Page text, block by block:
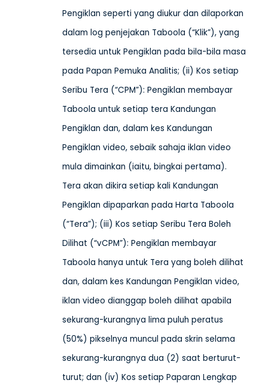
Pengiklan seperti yang diukur dan dilaporkan
dalam log penjejakan Taboola (“Klik”), yang
tersedia untuk Pengiklan pada bila-bila masa
pada Papan Pemuka Analitis; (ii) Kos setiap
Seribu Tera (“CPM”): Pengiklan membayar
Taboola untuk setiap tera Kandungan
Pengiklan dan, dalam kes Kandungan
Pengiklan video, sebaik sahaja iklan video
mula dimainkan (iaitu, bingkai pertama).
Tera akan dikira setiap kali Kandungan
Pengiklan dipaparkan pada Harta Taboola
(“Tera”); (iii) Kos setiap Seribu Tera Boleh
Dilihat (“vCPM”): Pengiklan membayar
Taboola hanya untuk Tera yang boleh dilihat
dan, dalam kes Kandungan Pengiklan video,
iklan video dianggap boleh dilihat apabila
sekurang-kurangnya lima puluh peratus
(50%) pikselnya muncul pada skrin selama
sekurang-kurangnya dua (2) saat berturut-
turut; dan (iv) Kos setiap Paparan Lengkap